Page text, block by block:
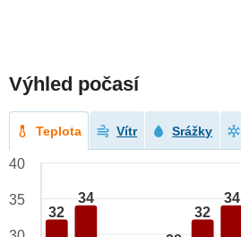
Výhled počasí
Teplota Vítr Srážky
32
34
32
34
40
35